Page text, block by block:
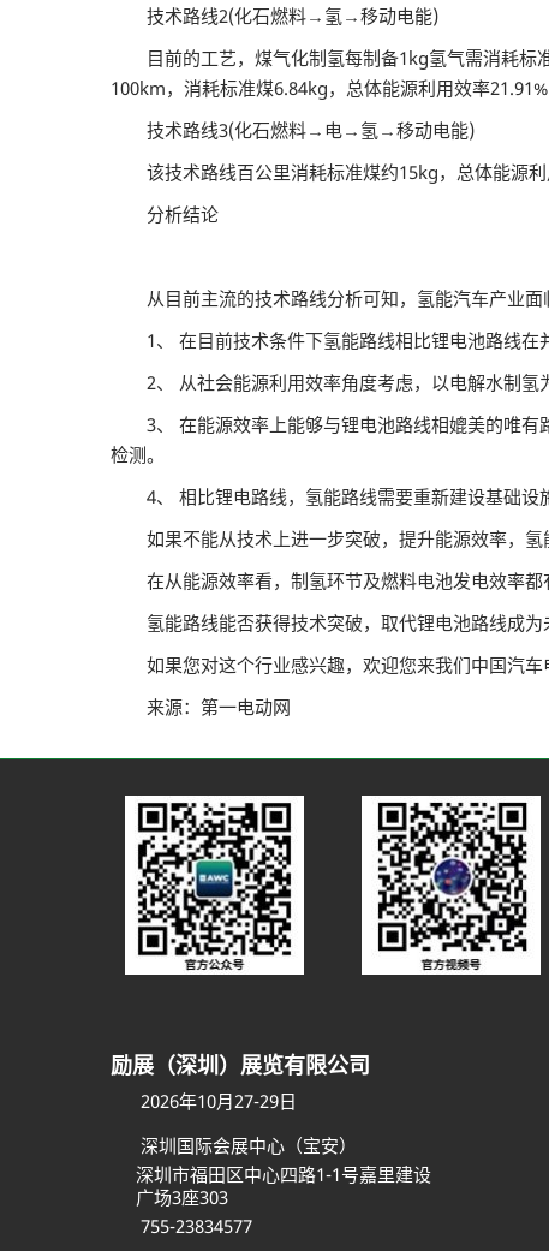
技术路线2(化石燃料→氢→移动电能)
目前的工艺，煤气化制氢每制备1kg氢气需消耗标
100km，消耗标准煤6.84kg，总体能源利用效率21.91%
技术路线3(化石燃料→电→氢→移动电能)
该技术路线百公里消耗标准煤约15kg，总体能源利
分析结论
从目前主流的技术路线分析可知，氢能汽车产业面
1、 在目前技术条件下氢能路线相比锂电池路线在
2、 从社会能源利用效率角度考虑，以电解水制氢
3、 在能源效率上能够与锂电池路线相媲美的唯有
检测。
4、 相比锂电路线，氢能路线需要重新建设基础设
如果不能从技术上进一步突破，提升能源效率，氢
在从能源效率看，制氢环节及燃料电池发电效率都
氢能路线能否获得技术突破，取代锂电池路线成为
如果您对这个行业感兴趣，欢迎您来我们中国汽车
来源：第一电动网
励展（深圳）展览有限公司
2026年10月27-29日
深圳国际会展中心（宝安）
深圳市福田区中心四路1-1号嘉里建设
广场3座303
755-23834577